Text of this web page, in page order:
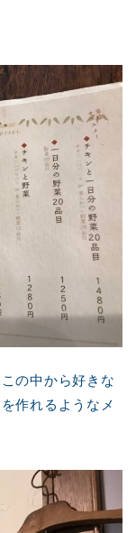
の中から好きな
作れるようなメ